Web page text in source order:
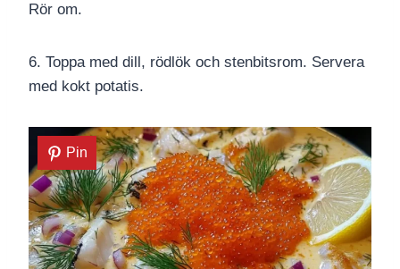
Rör om.
6. Toppa med dill, rödlök och stenbitsrom. Servera
med kokt potatis.
Pin